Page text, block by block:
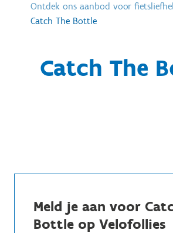
Ontdek ons aanbod voor
Catch The Bottle
Catch The
Meld je aan voor
Bottle op Velofollies